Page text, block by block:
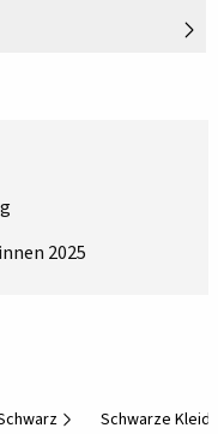
2025
Schwarze